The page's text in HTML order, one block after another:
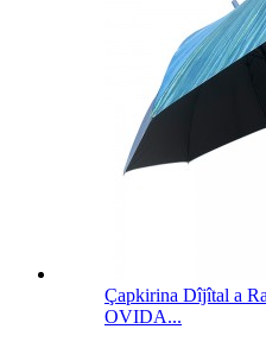
Çapkirina Dîjîtal a
OVIDA...